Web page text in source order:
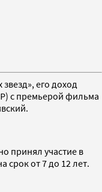
его доход
с премьерой фильма
принял участие в
срок от 7 до 12 лет.